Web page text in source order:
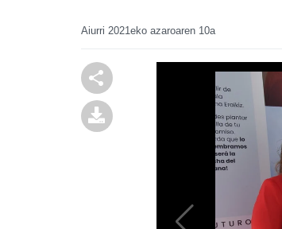
Aiurri 2021eko azaroaren 10a